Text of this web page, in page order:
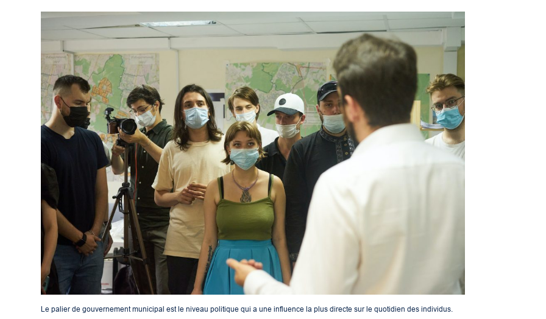
Le palier de gouvernement municipal est le niveau politique qui a une influence la plus directe sur le quotidien des individus.